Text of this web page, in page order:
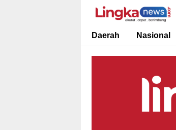
Lingkanews
Akurat. Cepat & Berimbang
Daerah Nasional